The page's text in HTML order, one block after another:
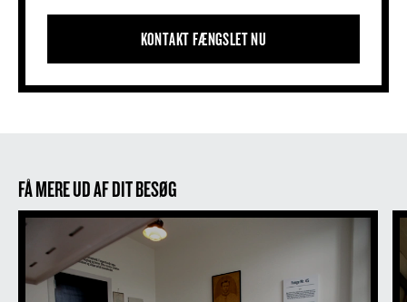
KONTAKT FÆNGSLET NU
FÅ MERE UD AF DIT BESØG
Tilbring natten bag tremmer